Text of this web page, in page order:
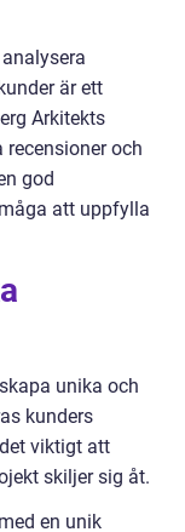
är ett
Arkitekts
och
god
att uppfylla
unika och
kunders
viktigt att
skiljer sig åt.
en unik